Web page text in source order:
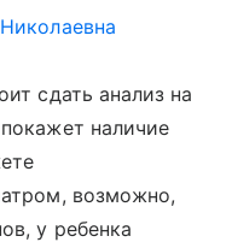
сдать анализ на
наличие
возможно,
у ребенка